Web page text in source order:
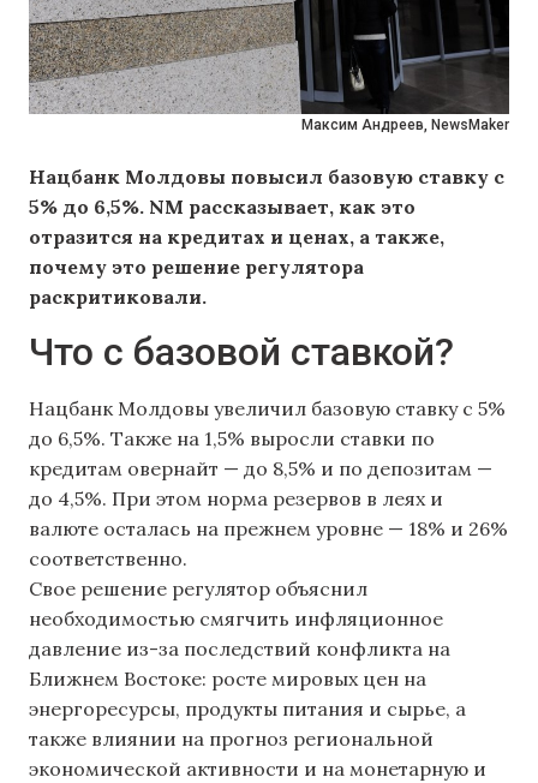
Максим Андреев, NewsMaker
Нацбанк Молдовы повысил базовую ставку с
5% до 6,5%. NM рассказывает, как это
отразится на кредитах и ценах, а также,
почему это решение регулятора
раскритиковали.
Что с базовой ставкой?
Нацбанк Молдовы увеличил базовую ставку с 5%
до 6,5%. Также на 1,5% выросли ставки по
кредитам овернайт — до 8,5% и по депозитам —
до 4,5%. При этом норма резервов в леях и
валюте осталась на прежнем уровне — 18% и 26%
соответственно.
Свое решение регулятор объяснил
необходимостью смягчить инфляционное
давление из-за последствий конфликта на
Ближнем Востоке: росте мировых цен на
энергоресурсы, продукты питания и сырье, а
также влиянии на прогноз региональной
экономической активности и на монетарную и